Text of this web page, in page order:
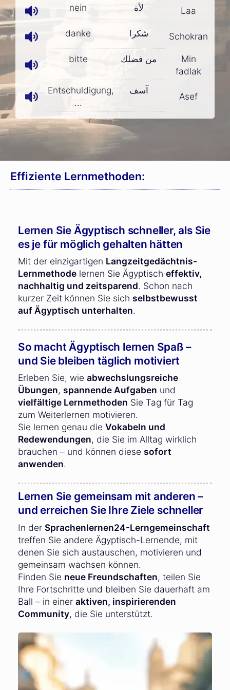
nein لأة Laa
danke شكرا Schokran
bitte من فضلك
Min
fadlak
Entschuldigung,
...
آسف
Asef
Effiziente Lernmethoden:
Lernen Sie Ägyptisch schneller, als Sie
es je für möglich gehalten hätten
Mit der einzigartigen Langzeitgedächtnis-
Lernmethode lernen Sie Ägyptisch effektiv,
nachhaltig und zeitsparend. Schon nach
kurzer Zeit können Sie sich selbstbewusst
auf Ägyptisch unterhalten.
So macht Ägyptisch lernen Spaß –
und Sie bleiben täglich motiviert
Erleben Sie, wie abwechslungsreiche
Übungen, spannende Aufgaben und
vielfältige Lernmethoden Sie Tag für Tag
zum Weiterlernen motivieren.
Sie lernen genau die Vokabeln und
Redewendungen, die Sie im Alltag wirklich
brauchen – und können diese sofort
anwenden.
Lernen Sie gemeinsam mit anderen –
und erreichen Sie Ihre Ziele schneller
In der Sprachenlernen24-Lerngemeinschaft
treffen Sie andere Ägyptisch-Lernende, mit
denen Sie sich austauschen, motivieren und
gemeinsam wachsen können.
Finden Sie neue Freundschaften, teilen Sie
Ihre Fortschritte und bleiben Sie dauerhaft am
Ball – in einer aktiven, inspirierenden
Community, die Sie unterstützt.